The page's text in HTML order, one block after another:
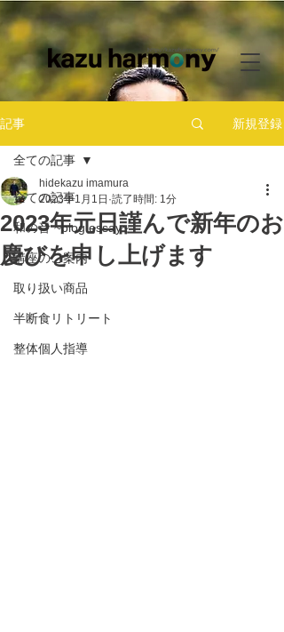
記事 新規登録
全ての記事
和の音 ~blog essay~
講座のご案内
取り扱い商品
半断食リトリート
整体個人指導
全ての記事
2023年元日謹んで新年のお
慶びを申し上げます
hidekazu imamura
2023年1月1日 読了時間: 1分